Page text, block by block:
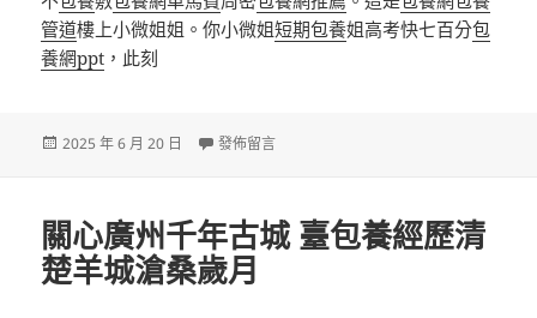
管道樓上小微姐姐。你小微姐短期包養姐高考快七百分包
養網ppt ，此刻
發
2025 年 6 月 20 日 在〈廣東高質量發展信念在哪？9市樣本告訴你甜
發佈留言
關心廣州千年古城 臺包養經歷清
楚羊城滄桑歲月